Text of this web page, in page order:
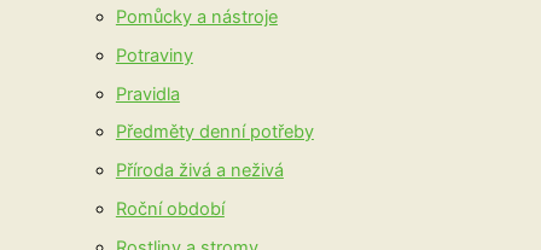
Pomůcky a nástroje
Potraviny
Pravidla
Předměty denní potřeby
Příroda živá a neživá
Roční období